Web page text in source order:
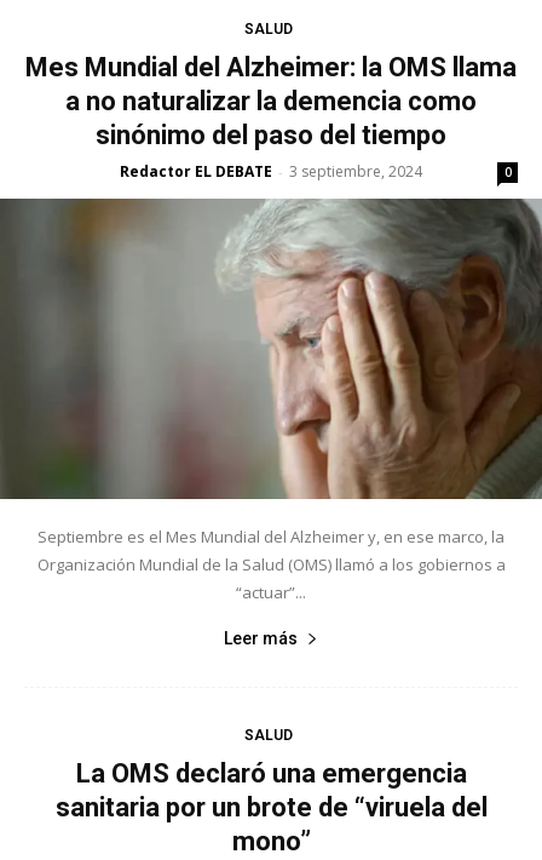
SALUD
Mes Mundial del Alzheimer: la OMS llama
a no naturalizar la demencia como
sinónimo del paso del tiempo
Redactor EL DEBATE - 3 septiembre, 2024 0
Septiembre es el Mes Mundial del Alzheimer y, en ese marco, la
Organización Mundial de la Salud (OMS) llamó a los gobiernos a
“actuar”...
Leer más
SALUD
La OMS declaró una emergencia
sanitaria por un brote de “viruela del
mono”